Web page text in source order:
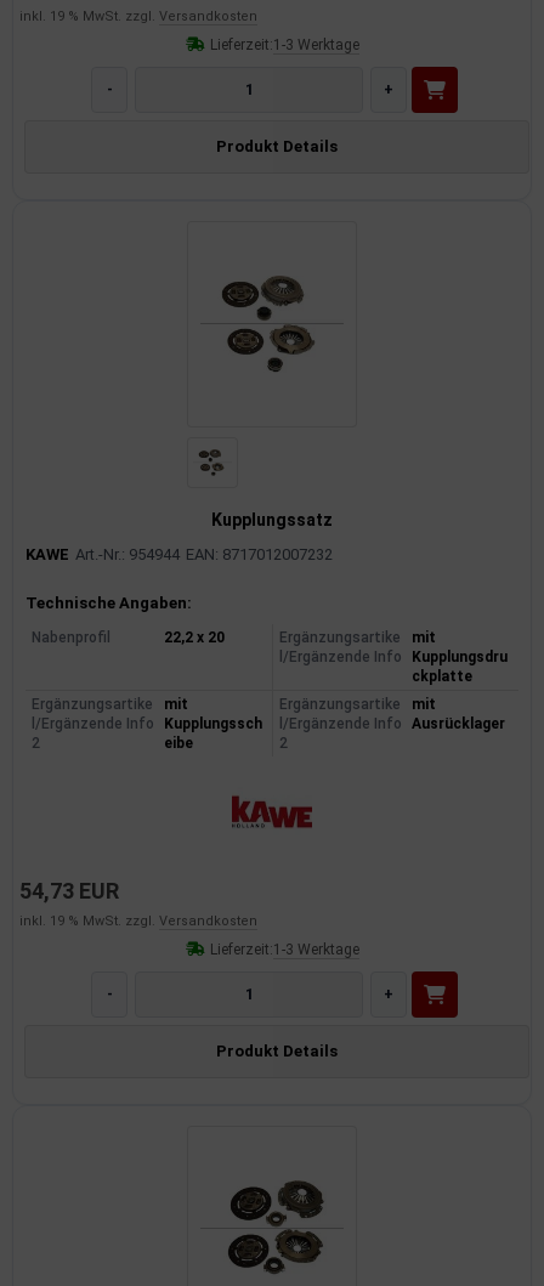
inkl. 19 % MwSt. zzgl. Versandkosten
Lieferzeit:1-3 Werktage
- +
Produkt Details
Kupplungssatz
KAWE Art.-Nr.: 954944 EAN: 8717012007232
Produktinformationen
Technische Angaben:
Nabenprofil 22,2 x 20
Ergänzungsartike
l/Ergänzende Info
mit
Kupplungsdru
ckplatte
Ergänzungsartike
l/Ergänzende Info
2
mit
Kupplungssch
eibe
Ergänzungsartike
l/Ergänzende Info
2
mit
Ausrücklager
54,73 EUR
inkl. 19 % MwSt. zzgl. Versandkosten
Lieferzeit:1-3 Werktage
- +
Produkt Details